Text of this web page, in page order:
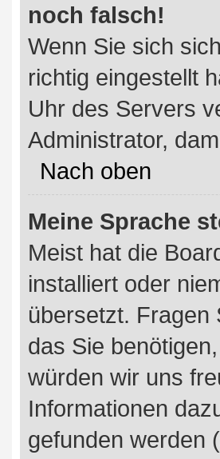
noch falsch!
Wenn Sie sich
richtig eingestellt
Uhr des Servers
Administrator,
Nach oben
Meine Sprache
Meist hat die
installiert oder
übersetzt. Fragen
das Sie
würden wir uns
Informationen
gefunden werden